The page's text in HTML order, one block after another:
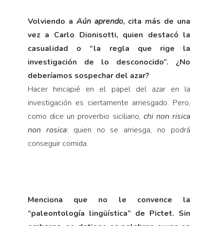
Volviendo a Aún aprendo, cita más de una
vez a Carlo Dionisotti, quien destacó la
casualidad o “la regla que rige la
investigación de lo desconocido”. ¿No
deberíamos sospechar del azar?
Hacer hincapié en el papel del azar en la
investigación es ciertamente arriesgado. Pero,
como dice un proverbio siciliano, chi non risica
non rosica: quien no se arriesga, no podrá
conseguir comida.
Menciona que no le convence la
“paleontología lingüística” de Pictet. Sin